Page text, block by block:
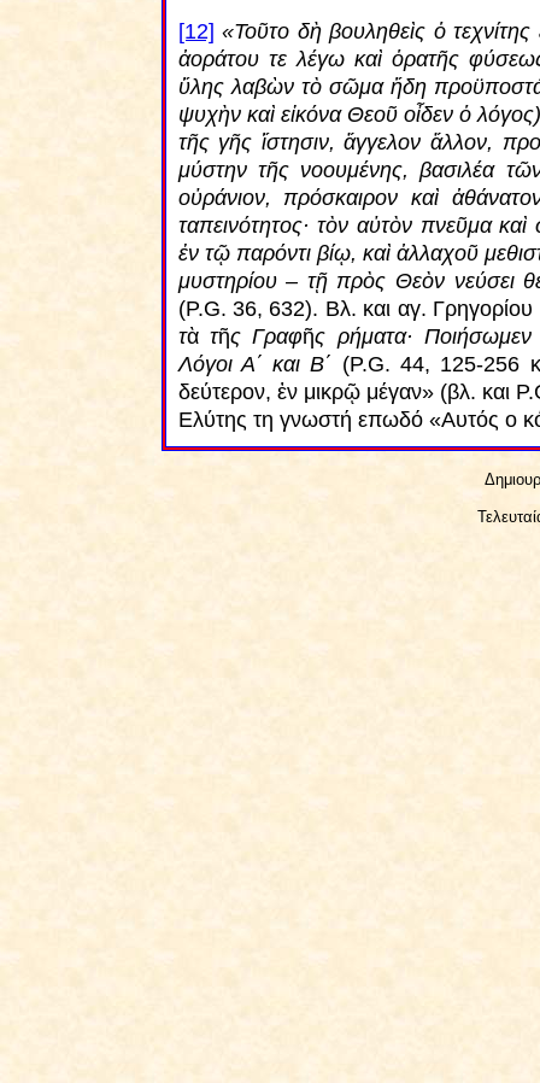
[12] «Τοῦτο δὴ βουληθεὶς ὁ
ἀοράτου τε λέγω καὶ ὁρατῆς
ὕλης λαβὼν τὸ σῶμα ἤδη
ψυχὴν καὶ εἰκόνα Θεοῦ οἶδεν ὁ
τῆς γῆς ἵστησιν, ἄγγελον ἄλλον,
μύστην τῆς νοουμένης, βασιλέα
οὐράνιον, πρόσκαιρον καὶ
ταπεινότητος· τὸν αὐτὸν πνεῦμα
ἐν τῷ παρόντι βίῳ, καὶ ἀλλαχοῦ
μυστηρίου – τῇ πρὸς Θεὸν νεύσει
(P.G. 36, 632). Βλ. και αγ.
τὰτῆς Γραφῆς ρήματα·
Λόγοι Α΄ και Β΄ (P.G. 44, 125-256
δεύτερον, ἐν μικρῷ μέγαν» (βλ. και
Ελύτης τη γνωστή επωδό «Αυτός ο